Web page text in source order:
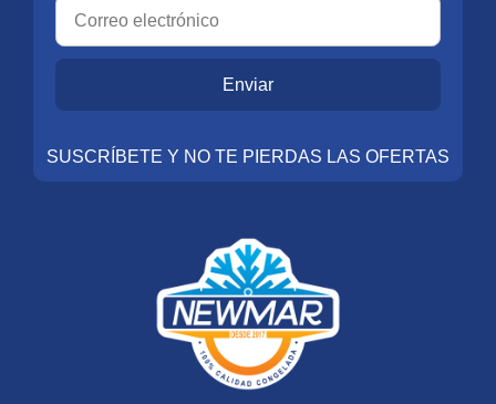
Enviar
SUSCRÍBETE Y NO TE PIERDAS LAS OFERTAS